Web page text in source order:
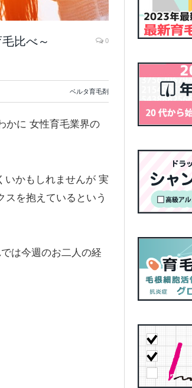
比べ～
0
ベルタ育毛剤
かに 女性育毛業界の
いかもしれませんが 実
スを抱えているという
は今週のお二人の経